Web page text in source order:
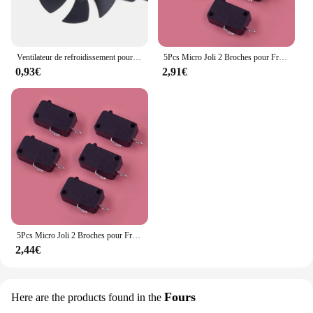
Ventilateur de refroidissement pour cuisinière à induction, petite section, 85mm, 18V, haute qualité, nouveau
0,93€
5Pcs Micro Joli 2 Broches pour Friteuse XL Puissance XL Vortex KW7-0 16A 125V Cuisine Four À Micro-Ondes Pistolet De Soudage Cuisinière À Induction
2,91€
5Pcs Micro Joli 2 Broches pour Friteuse À Air XL Puissance XL Vortex KW7-0 16A 125V Cuisine Four À Micro-Ondes Pistolet De Soudage Cuisinière À Induction
2,44€
Here are the products found in the Fours